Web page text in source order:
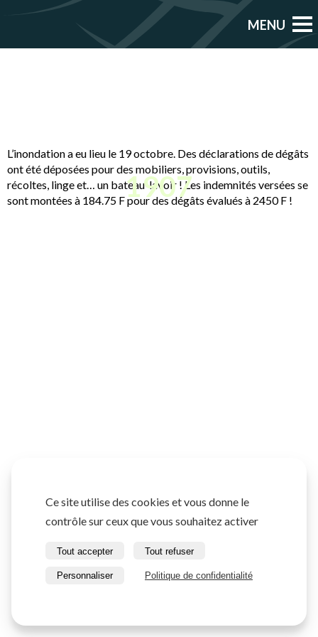
1907
L’inondation a eu lieu le 19 octobre. Des déclarations de dégâts
ont été déposées pour des mobiliers, provisions, outils,
récoltes, linge et… un bateau-lavoir ! Les indemnités versées se
sont montées à 184.75 F pour des dégâts évalués à 2450 F !
Ce site utilise des cookies et vous donne le
contrôle sur ceux que vous souhaitez activer
Tout accepter Tout refuser
Personnaliser Politique de confidentialité